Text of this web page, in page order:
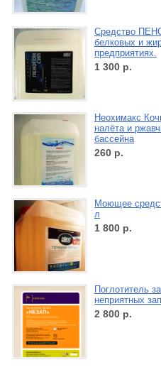
Средство
белковых и
предприятиях.
1 300 р.
Неохимакс
налёта и
бассейна
260 р.
Моющее
л
1 800 р.
Поглотитель
неприятных
2 800 р.